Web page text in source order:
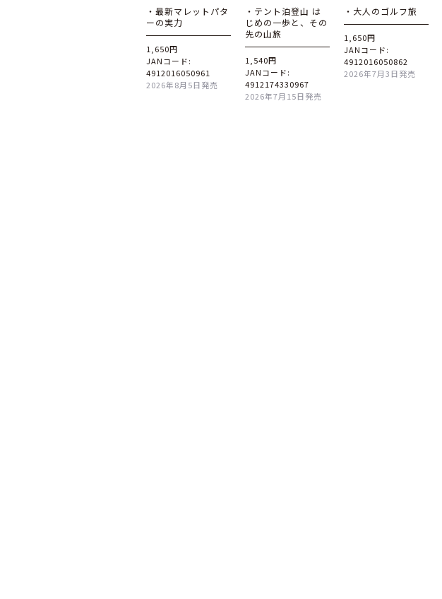
・最新マレットパタ
ーの実力
1,650円
JANコード:
4912016050961
2026年8月5日発売
・テント泊登山 は
じめの一歩と、その
先の山旅
1,540円
JANコード:
4912174330967
2026年7月15日発売
・大人のゴルフ旅
1,650円
JANコード:
4912016050862
2026年7月3日発売